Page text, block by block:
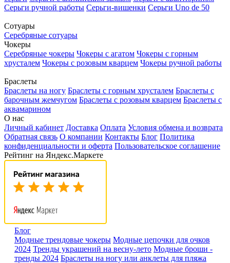
Серьги ручной работы Серьги-вишенки Серьги Uno de 50
Сотуары
Серебряные сотуары
Чокеры
Серебряные чокеры Чокеры с агатом Чокеры с горным
хрусталем Чокеры с розовым кварцем Чокеры ручной работы
Браслеты
Браслеты на ногу Браслеты с горным хрусталем Браслеты с
барочным жемчугом Браслеты с розовым кварцем Браслеты с
аквамарином
О нас
Личный кабинет Доставка Оплата Условия обмена и возврата
Обратная связь О компании Контакты Блог Политика
конфиденциальности и оферта Пользовательское соглашение
Рейтинг на Яндекс.Маркете
Блог
Модные трендовые чокеры Модные цепочки для очков
2024 Тренды украшений на весну-лето Модные броши -
тренды 2024 Браслеты на ногу или анклеты для пляжа